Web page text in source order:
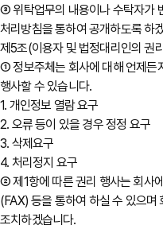
③ 위탁업무의 내용이나 수탁자가
처리방침을 통하여 공개하도록 하
제5조(이용자 및 법정대리인의 권
① 정보주체는 회사에 대해 언제든
행사할 수 있습니다.
1. 개인정보 열람 요구
2. 오류 등이 있을 경우 정정 요구
3. 삭제요구
4. 처리정지 요구
② 제1항에 따른 권리 행사는 회사
(FAX) 등을 통하여 하실 수 있으며
조치하겠습니다.